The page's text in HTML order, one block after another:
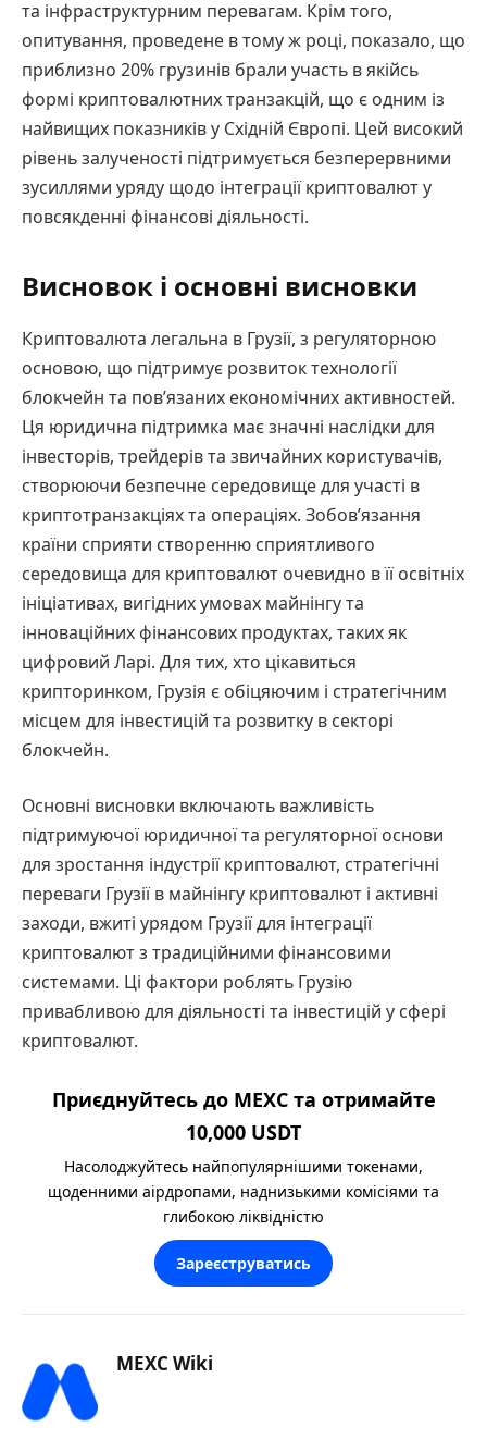
та інфраструктурним перевагам. Крім того,
опитування, проведене в тому ж році, показало, що
приблизно 20% грузинів брали участь в якійсь
формі криптовалютних транзакцій, що є одним із
найвищих показників у Східній Європі. Цей високий
рівень залученості підтримується безперервними
зусиллями уряду щодо інтеграції криптовалют у
повсякденні фінансові діяльності.
Висновок і основні висновки
Криптовалюта легальна в Грузії, з регуляторною
основою, що підтримує розвиток технології
блокчейн та пов’язаних економічних активностей.
Ця юридична підтримка має значні наслідки для
інвесторів, трейдерів та звичайних користувачів,
створюючи безпечне середовище для участі в
криптотранзакціях та операціях. Зобов’язання
країни сприяти створенню сприятливого
середовища для криптовалют очевидно в її освітніх
ініціативах, вигідних умовах майнінгу та
інноваційних фінансових продуктах, таких як
цифровий Ларі. Для тих, хто цікавиться
крипторинком, Грузія є обіцяючим і стратегічним
місцем для інвестицій та розвитку в секторі
блокчейн.
Основні висновки включають важливість
підтримуючої юридичної та регуляторної основи
для зростання індустрії криптовалют, стратегічні
переваги Грузії в майнінгу криптовалют і активні
заходи, вжиті урядом Грузії для інтеграції
криптовалют з традиційними фінансовими
системами. Ці фактори роблять Грузію
привабливою для діяльності та інвестицій у сфері
криптовалют.
Приєднуйтесь до MEXC та отримайте
10,000 USDT
Насолоджуйтесь найпопулярнішими токенами,
щоденними аірдропами, наднизькими комісіями та
глибокою ліквідністю
Зареєструватись
MEXC Wiki